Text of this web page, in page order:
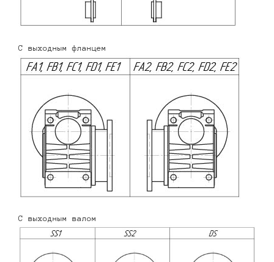
С выходным фланцем
С выходным валом